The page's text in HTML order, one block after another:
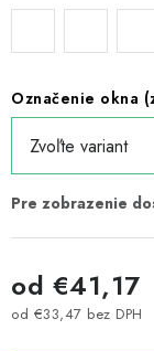
Označenie okna
od €41,17
od €33,47 bez DPH